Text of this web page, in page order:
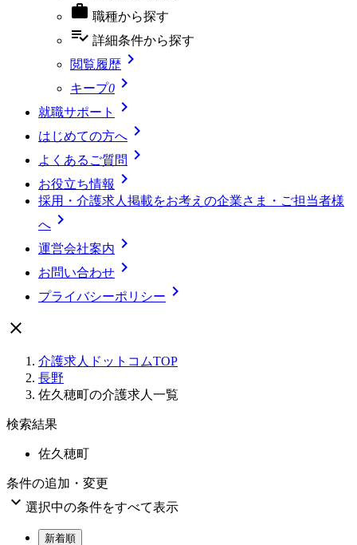
 職種から探す
playlist_add_check 詳細条件から探す
閲覧履歴 
キープ0 
就職サポート 
はじめての方へ 
よくあるご質問 
お役立ち情報 
採用・介護求人掲載をお考えの企業さま・ご担当者様
へ 
運営会社案内 
お問い合わせ 
プライバシーポリシー 

介護求人ドットコムTOP
長野
佐久穂町の介護求人一覧
検索結果
佐久穂町
条件の追加・変更
 選択中の条件をすべて表示
新着順